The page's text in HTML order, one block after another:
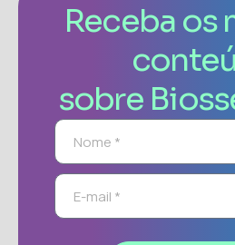
Receba os
sobre